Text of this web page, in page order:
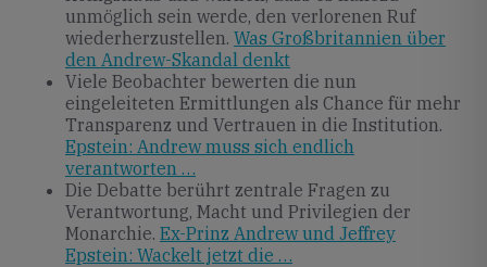
unmöglich sein werde, den verlorenen Ruf
wiederherzustellen. Was Großbritannien über
den Andrew-Skandal denkt
Viele Beobachter bewerten die nun
eingeleiteten Ermittlungen als Chance für mehr
Transparenz und Vertrauen in die Institution.
Epstein: Andrew muss sich endlich
verantworten …
Die Debatte berührt zentrale Fragen zu
Verantwortung, Macht und Privilegien der
Monarchie. Ex-Prinz Andrew und Jeffrey
Epstein: Wackelt jetzt die …